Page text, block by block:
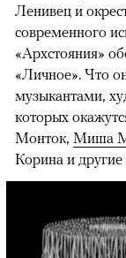
Ленивец и
современного
«Архстояния»
«Личное». Что
музыкантами,
которых
Монток, Миша
Корина и другие